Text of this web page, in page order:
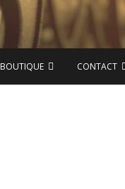
BOUTIQUE CONTACT